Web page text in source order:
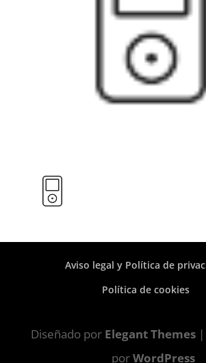
Aviso legal y Política de
Política de cookies
Diseñado por Elegant Themes|
porWordPress